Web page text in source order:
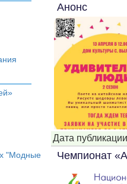
"Модные
Анонс
Дата
Чемпионат